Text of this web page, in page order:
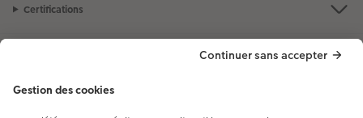
Certifications